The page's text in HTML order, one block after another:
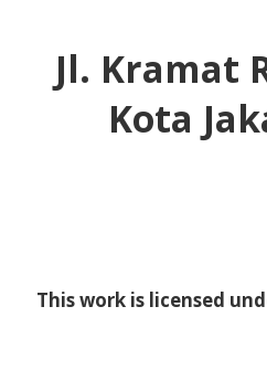
Jl. Kramat
Kota
This work is licensed